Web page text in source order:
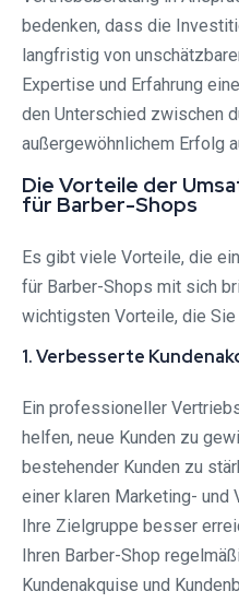
bedenken, dass die
langfristig von
Expertise und Erfahrung
den Unterschied zwischen
außergewöhnlichem Erfolg
Die Vorteile der
für Barber-Shops
Es gibt viele Vorteile, die
für Barber-Shops mit sich
wichtigsten Vorteile, die Sie
1. Verbesserte
Ein professioneller
helfen, neue Kunden zu
bestehender Kunden zu
einer klaren Marketing- und
Ihre Zielgruppe besser
Ihren Barber-Shop
Kundenakquise und